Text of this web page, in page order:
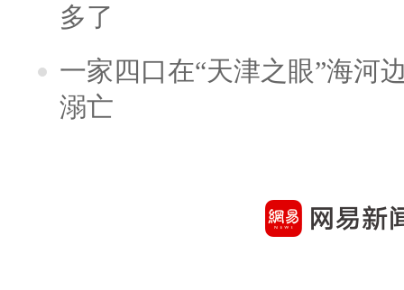
多了
一家四口在“天津之眼”海河
溺亡